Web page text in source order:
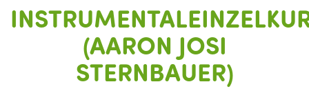
(AARON JOSI
STERNBAUER)